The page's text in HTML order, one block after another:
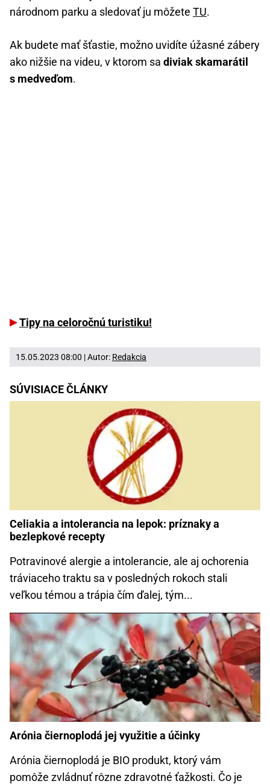
národnom parku a sledovať ju môžete TU.
Ak budete mať šťastie, možno uvidíte úžasné zábery
ako nižšie na videu, v ktorom sa diviak skamarátil
s medveďom.
Tipy na celoročnú turistiku!
15.05.2023 08:00 | Autor: Redakcia
SÚVISIACE ČLÁNKY
Celiakia a intolerancia na lepok: príznaky a
bezlepkové recepty
Potravinové alergie a intolerancie, ale aj ochorenia
tráviaceho traktu sa v posledných rokoch stali
veľkou témou a trápia čím ďalej, tým...
Arónia čiernoplodá jej využitie a účinky
Arónia čiernoplodá je BIO produkt, ktorý vám
pomôže zvládnuť rôzne zdravotné ťažkosti. Čo je